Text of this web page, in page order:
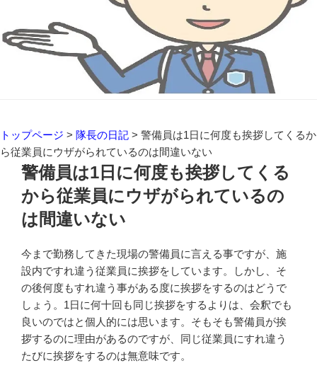
トップページ > 隊長の日記 > 警備員は1日に何度も挨拶してくるか
ら従業員にウザがられているのは間違いない
警備員は1日に何度も挨拶してくる
から従業員にウザがられているの
は間違いない
今まで勤務してきた現場の警備員に言える事ですが、施
設内ですれ違う従業員に挨拶をしています。しかし、そ
の後何度もすれ違う事がある度に挨拶をするのはどうで
しょう。1日に何十回も同じ挨拶をするよりは、会釈でも
良いのではと個人的には思います。そもそも警備員が挨
拶するのに理由があるのですが、同じ従業員にすれ違う
たびに挨拶をするのは無意味です。